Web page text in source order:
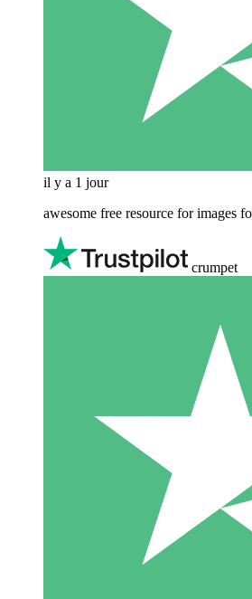
il y a 1 jour
awesome free resource for images
crumpet